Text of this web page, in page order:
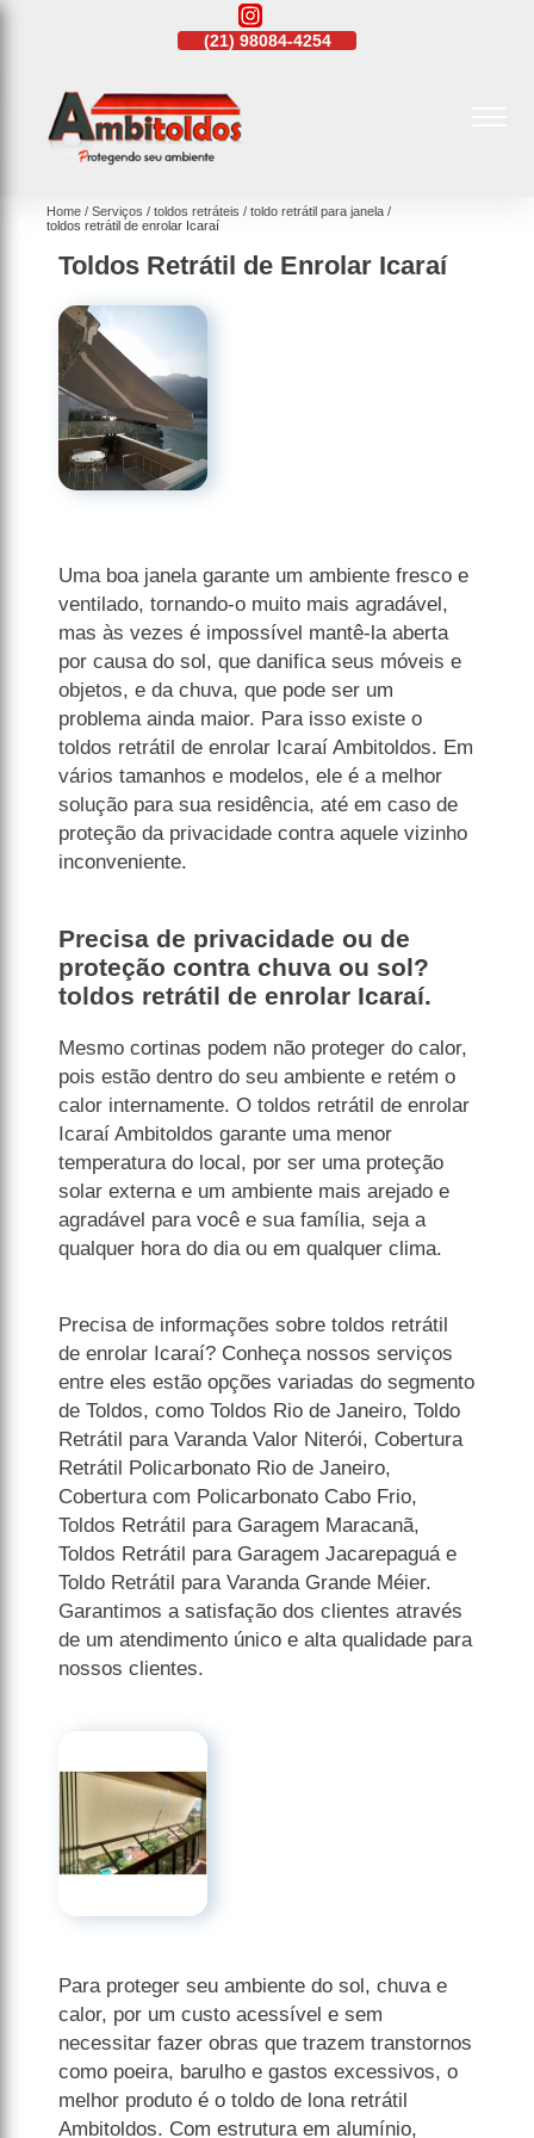
(21)98084-4254
Home Serviços toldos retráteis
toldo retrátil para janela
toldos retrátil de enrolar Icaraí
Toldos Retrátil de Enrolar Icaraí
Uma boa janela garante um ambiente fresco e
ventilado, tornando-o muito mais agradável,
mas às vezes é impossível mantê-la aberta
por causa do sol, que danifica seus móveis e
objetos, e da chuva, que pode ser um
problema ainda maior. Para isso existe o
toldos retrátil de enrolar Icaraí Ambitoldos. Em
vários tamanhos e modelos, ele é a melhor
solução para sua residência, até em caso de
proteção da privacidade contra aquele vizinho
inconveniente.
Precisa de privacidade ou de
proteção contra chuva ou sol?
toldos retrátil de enrolar Icaraí.
Mesmo cortinas podem não proteger do calor,
pois estão dentro do seu ambiente e retém o
calor internamente. O toldos retrátil de enrolar
Icaraí Ambitoldos garante uma menor
temperatura do local, por ser uma proteção
solar externa e um ambiente mais arejado e
agradável para você e sua família, seja a
qualquer hora do dia ou em qualquer clima.
Precisa de informações sobre toldos retrátil
de enrolar Icaraí? Conheça nossos serviços
entre eles estão opções variadas do segmento
de Toldos, como Toldos Rio de Janeiro, Toldo
Retrátil para Varanda Valor Niterói, Cobertura
Retrátil Policarbonato Rio de Janeiro,
Cobertura com Policarbonato Cabo Frio,
Toldos Retrátil para Garagem Maracanã,
Toldos Retrátil para Garagem Jacarepaguá e
Toldo Retrátil para Varanda Grande Méier.
Garantimos a satisfação dos clientes através
de um atendimento único e alta qualidade para
nossos clientes.
Para proteger seu ambiente do sol, chuva e
calor, por um custo acessível e sem
necessitar fazer obras que trazem transtornos
como poeira, barulho e gastos excessivos, o
melhor produto é o toldo de lona retrátil
Ambitoldos. Com estrutura em alumínio,